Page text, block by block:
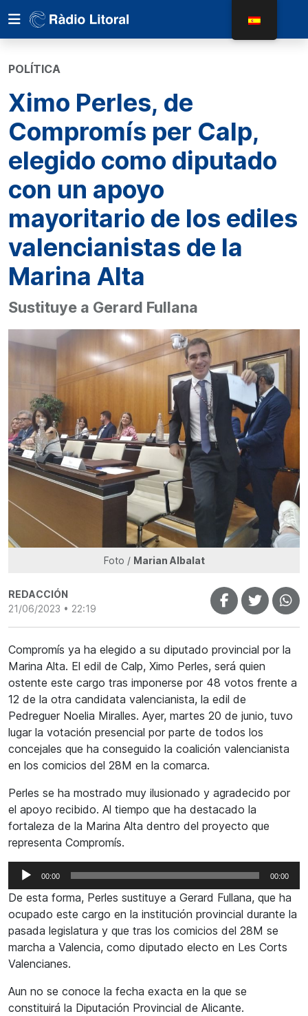
POLÍTICA
Ximo Perles, de
Compromís per Calp,
elegido como diputado
con un apoyo
mayoritario de los ediles
valencianistas de la
Marina Alta
Sustituye a Gerard Fullana
Foto / Marian Albalat
REDACCIÓN
21/06/2023 • 22:19
Compromís ya ha elegido a su diputado provincial por la
Marina Alta. El edil de Calp, Ximo Perles, será quien
ostente este cargo tras imponerse por 48 votos frente a
12 de la otra candidata valencianista, la edil de
Pedreguer Noelia Miralles. Ayer, martes 20 de junio, tuvo
lugar la votación presencial por parte de todos los
concejales que ha conseguido la coalición valencianista
en los comicios del 28M en la comarca.
Perles se ha mostrado muy ilusionado y agradecido por
el apoyo recibido. Al tiempo que ha destacado la
fortaleza de la Marina Alta dentro del proyecto que
representa Compromís.
Reproductor
audio
00:00 00:00
De esta forma, Perles sustituye a Gerard Fullana, que ha
ocupado este cargo en la institución provincial durante la
pasada legislatura y que tras los comicios del 28M se
marcha a Valencia, como diputado electo en Les Corts
Valencianes.
Aun no se conoce la fecha exacta en la que se
constituirá la Diputación Provincial de Alicante.